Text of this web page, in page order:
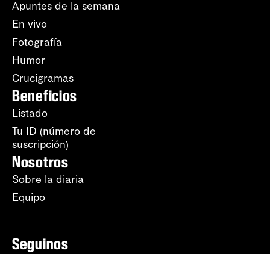
Apuntes de la semana
En vivo
Fotografía
Humor
Crucigramas
Beneficios
Listado
Tu ID (número de
suscripción)
Nosotros
Sobre la diaria
Equipo
Seguinos